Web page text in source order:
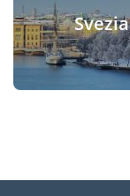
Svezia